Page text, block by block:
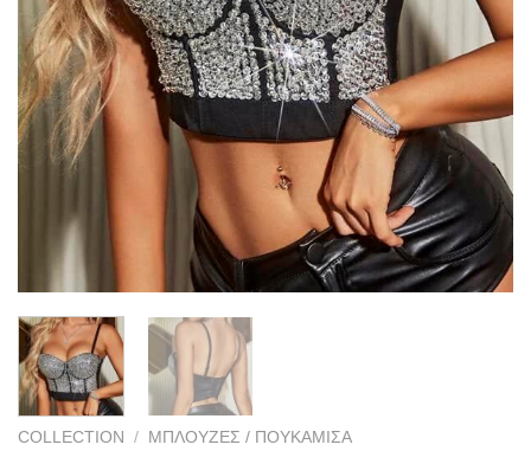
COLLECTION / ΜΠΛΟΥΖΕΣ / ΠΟΥΚΑΜΙΣΑ